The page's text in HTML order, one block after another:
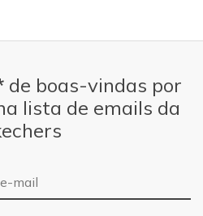
de boas-vindas por
lista de emails da